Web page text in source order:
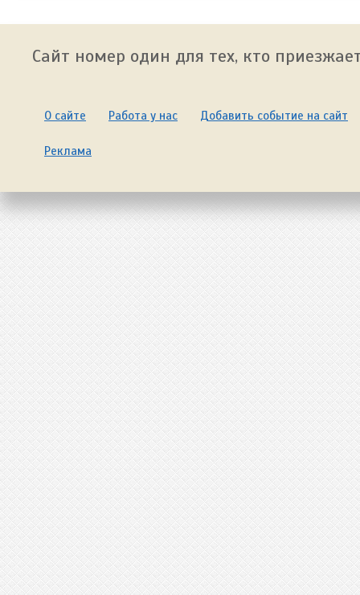
Сайт номер один для тех, кто
О сайте Работа у нас Добавить событие на сайт
Реклама